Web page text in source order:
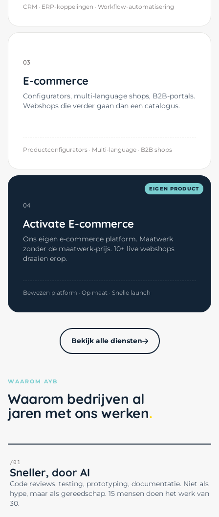
CRM · ERP-koppelingen · Workflow-automatisering
03
E-commerce
Configurators, multi-language shops, B2B-portals.
Webshops die verder gaan dan een catalogus.
Productconfigurators · Multi-language · B2B shops
04
EIGEN PRODUCT
Activate E-commerce
Ons eigen e-commerce platform. Maatwerk
zonder de maatwerk-prijs. 10+ live webshops
draaien erop.
Bewezen platform · Op maat · Snelle launch
Bekijk alle diensten
WAAROM AYB
Waarom bedrijven al
jaren met ons werken
/01
Sneller, door AI
Code reviews, testing, prototyping, documentatie. Niet als
hype, maar als gereedschap. 15 mensen doen het werk van
30.